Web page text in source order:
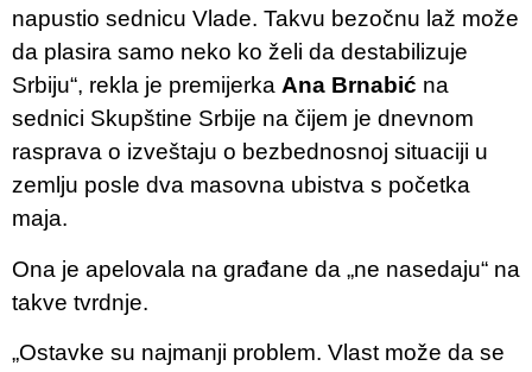
napustio sednicu Vlade. Takvu bezočnu laž može
da plasira samo neko ko želi da destabilizuje
Srbiju“, rekla je premijerka Ana Brnabić na
sednici Skupštine Srbije na čijem je dnevnom
rasprava o izveštaju o bezbednosnoj situaciji u
zemlju posle dva masovna ubistva s početka
maja.
Ona je apelovala na građane da „ne nasedaju“ na
takve tvrdnje.
„Ostavke su najmanji problem. Vlast može da se